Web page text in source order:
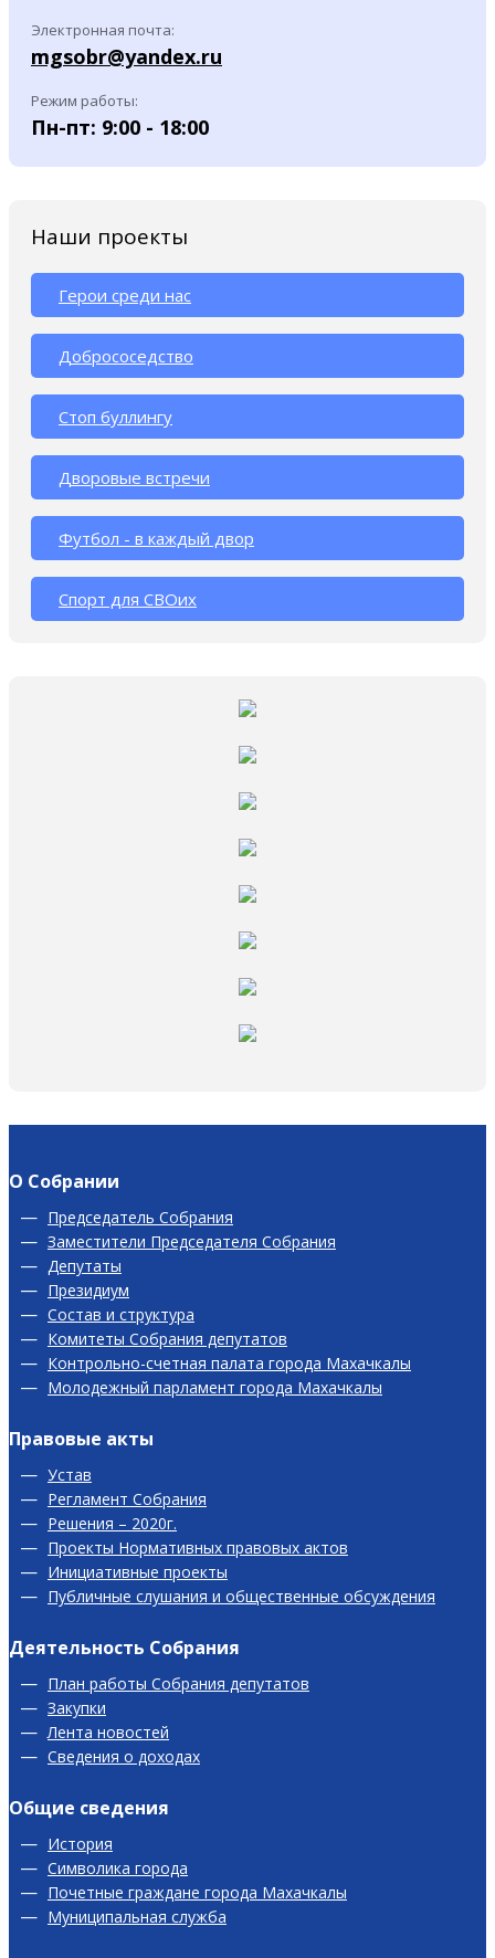
Электронная почта:
mgsobr@yandex.ru
Режим работы:
Пн-пт: 9:00 - 18:00
Наши проекты
Герои среди нас
Добрососедство
Стоп буллингу
Дворовые встречи
Футбол - в каждый двор
Спорт для СВОих
О Собрании
Председатель Собрания
Заместители Председателя Собрания
Депутаты
Президиум
Состав и структура
Комитеты Собрания депутатов
Контрольно-счетная палата города Махачкалы
Молодежный парламент города Махачкалы
Правовые акты
Устав
Регламент Собрания
Решения – 2020г.
Проекты Нормативных правовых актов
Инициативные проекты
Публичные слушания и общественные обсуждения
Деятельность Собрания
План работы Собрания депутатов
Закупки
Лента новостей
Сведения о доходах
Общие сведения
История
Символика города
Почетные граждане города Махачкалы
Муниципальная служба